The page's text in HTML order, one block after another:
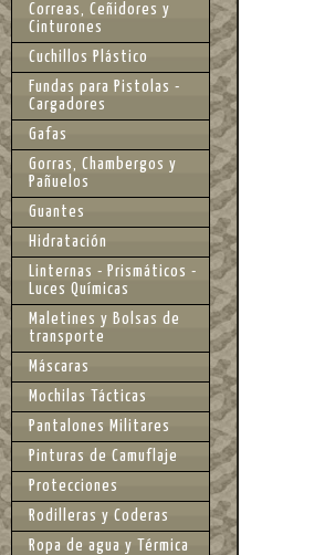
Correas, Ceñidores y
Cinturones
Cuchillos Plástico
Fundas para Pistolas -
Cargadores
Gafas
Gorras, Chambergos y
Pañuelos
Guantes
Hidratación
Linternas - Prismáticos -
Luces Químicas
Maletines y Bolsas de
transporte
Máscaras
Mochilas Tácticas
Pantalones Militares
Pinturas de Camuflaje
Protecciones
Rodilleras y Coderas
Ropa de agua y Térmica